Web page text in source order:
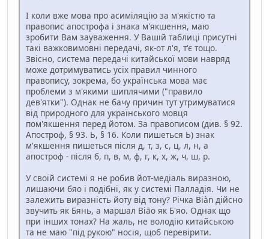
І коли вже мова про асиміляцію за м'якістю та
правопис апострофа і знака м'якшення, маю
зробити Вам зауваження. У Вашій таблиці присутні
такі важковимовні передачі, як-от л'я, т'є тощо.
Звісно, система передачі китайської мови навряд
може дотримуватись усіх правил чинного
правопису, зокрема, бо українська мова має
проблеми з м'якими шиплячими ("правило
дев'ятки"). Однак не бачу причин тут утримуватися
від природного для українського мовця
пом'якшення перед йотом. За правописом (див. § 92.
Апостроф, § 93. Ь, § 16. Коли пишеться Ь) знак
м'якшення пишеться після д, т, з, с, ц, л, н, а
апостроф - після б, п, в, м, ф, г, к, х, ж, ч, ш, р.
У своїй системі я не робив йот-медіаль виразною,
лишаючи бяо і подібні, як у системі Палладія. Чи не
залежить виразність йоту від тону? Річка Biàn дійсно
звучить як Бянь, а маршал Biāo як Б'яо. Однак що
при інших тонах? На жаль, не володію китайською
та не маю "під рукою" носія, щоб перевірити.